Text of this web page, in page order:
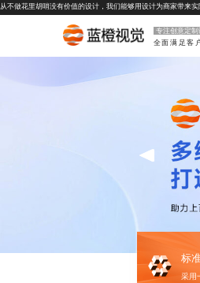
从不做花里胡哨没有价值的设计，我们能够用设计为商家带来实
专注创意定制
全面满足客
标
采用